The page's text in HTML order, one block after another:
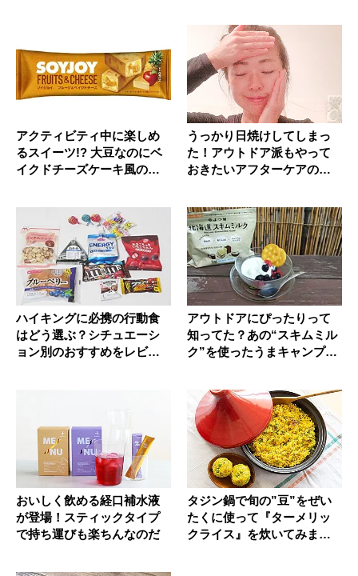
アクティビティ中に楽しめ
るスイーツ!? 大豆なのにベ
イクドチーズケーキ風の「S
うっかり日焼けしてしまっ
た！アウトドア派もやって
おきたいアフターケアのす
ハイキングに必携の行動食
はどう選ぶ？シチュエーシ
ョン別のおすすめをレビュ
アウトドアにぴったりって
知ってた？あの“スキムミル
ク”を使ったうまキャンプ飯
おいしく飲める経口補水液
が登場！スティックタイプ
で持ち運びも楽ちんなのだ
タジン鍋で旬の”豆”をぜい
たくに使って『ターメリッ
クライス』を炊いてみまし